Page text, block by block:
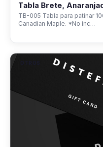
Tabla Brete,
TB-005 Tabla para patinar
Canadian Maple. *No inc…
OTROS